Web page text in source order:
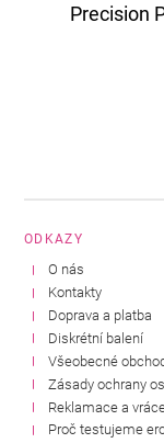
Precision
ODKAZY
O nás
Kontakty
Doprava a platba
Diskrétní balení
Všeobecné
Zásady ochrany
Reklamace a
Proč testujeme